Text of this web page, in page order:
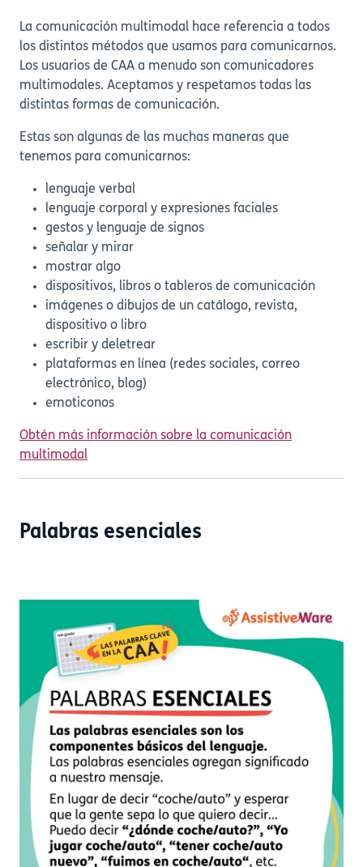
La comunicación multimodal hace referencia a todos
los distintos métodos que usamos para comunicarnos.
Los usuarios de CAA a menudo son comunicadores
multimodales. Aceptamos y respetamos todas las
distintas formas de comunicación.
Estas son algunas de las muchas maneras que
tenemos para comunicarnos:
lenguaje verbal
lenguaje corporal y expresiones faciales
gestos y lenguaje de signos
señalar y mirar
mostrar algo
dispositivos, libros o tableros de comunicación
imágenes o dibujos de un catálogo, revista,
dispositivo o libro
escribir y deletrear
plataformas en línea (redes sociales, correo
electrónico, blog)
emoticonos
Obtén más información sobre la comunicación
multimodal
Palabras esenciales